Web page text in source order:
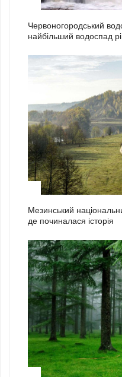
Червоногородський
найбільший водоспад
Мезинський
де починалася історія